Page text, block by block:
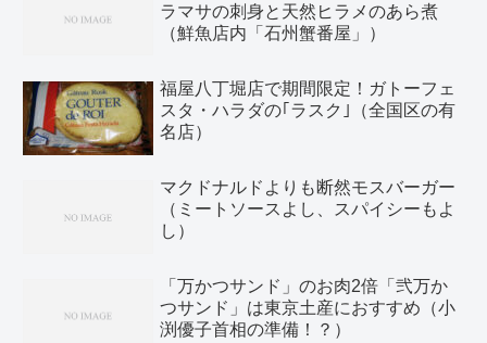
ラマサの刺身と天然ヒラメのあら煮
（鮮魚店内「石州蟹番屋」）
福屋八丁堀店で期間限定！ガトーフェ
スタ・ハラダの｢ラスク｣（全国区の有
名店）
マクドナルドよりも断然モスバーガー
（ミートソースよし、スパイシーもよ
し）
「万かつサンド」のお肉2倍「弐万か
つサンド」は東京土産におすすめ（小
渕優子首相の準備！？）